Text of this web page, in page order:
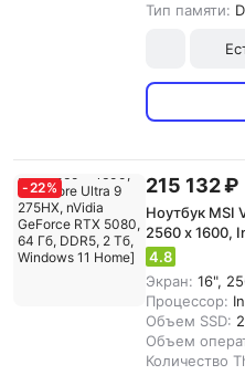
Тип памяти:
-22% 215 132 ₽
Ноутбук MSI
2560 x 1600,
GeForce RTX
Windows 11
4.8
Экран: 16",
Процессор:
Объем SSD:
Объем
Количество